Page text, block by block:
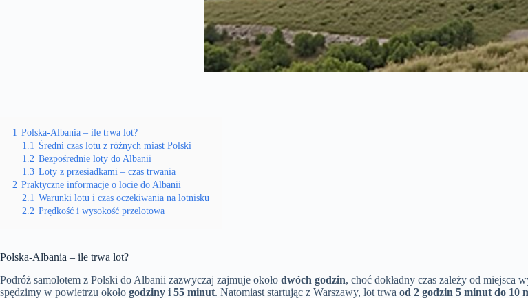
1 Polska-Albania – ile trwa lot?
1.1 Średni czas lotu z różnych miast Polski
1.2 Bezpośrednie loty do Albanii
1.3 Loty z przesiadkami – czas trwania
2 Praktyczne informacje o locie do Albanii
2.1 Warunki lotu i czas oczekiwania na lotnisku
2.2 Prędkość i wysokość przelotowa
Polska-Albania – ile trwa lot?
Podróż samolotem z Polski do Albanii zazwyczaj zajmuje około dwóch godzin, choć dokładny czas zależy od miejsca
spędzimy w powietrzu około godziny i 55 minut. Natomiast startując z Warszawy, lot trwa od 2 godzin 5 minut do 10